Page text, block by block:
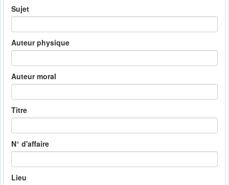
Sujet
Auteur physique
Auteur moral
Titre
N° d'affaire
Lieu